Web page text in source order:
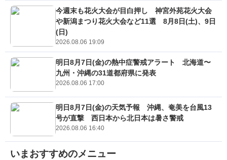
今週末も花火大会が目白押し 神宮外苑花火大会
や新潟まつり花火大会など11選 8月8日(土)、9日
(日)
2026.08.06 19:09
明日8月7日(金)の熱中症警戒アラート 北海道〜
九州・沖縄の31道都府県に発表
2026.08.06 17:00
明日8月7日(金)の天気予報 沖縄、奄美を台風13
号が直撃 西日本から北日本は暑さ警戒
2026.08.06 16:40
いまおすすめのメニュー